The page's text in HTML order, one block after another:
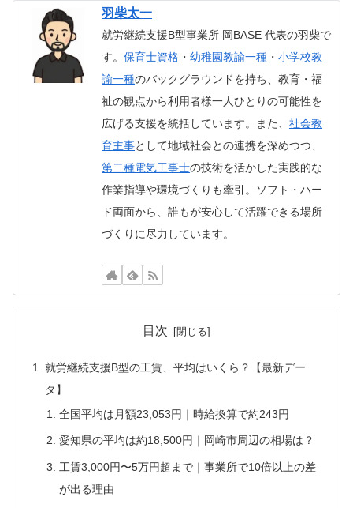
羽柴太一
就労継続支援B型事業所 岡BASE 代表の羽柴で
す。保育士資格 ・幼稚園教諭一種 ・小学校教
諭一種のバックグラウンドを持ち、教育・福
祉の観点から利用者様一人ひとりの可能性を
広げる支援を統括しています。また、社会教
育主事として地域社会との連携を深めつつ、
第二種電気工事士の技術を活かした実践的な
作業指導や環境づくりも牽引。ソフト・ハー
ド両面から、誰もが安心して活躍できる場所
づくりに尽力しています。
目次
就労継続支援B型の工賃、平均はいくら？【最新デー
タ】
全国平均は月額23,053円｜時給換算で約243円
愛知県の平均は約18,500円｜岡崎市周辺の相場は？
工賃3,000円〜5万円超まで｜事業所で10倍以上の差
が出る理由